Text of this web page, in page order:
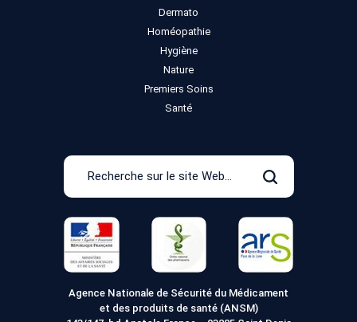
Dermato
Homéopathie
Hygiène
Nature
Premiers Soins
Santé
Recherche
le
site
Web
Rechercher
Agence Nationale de Sécurité du Médicament
et des produits de santé (ANSM)